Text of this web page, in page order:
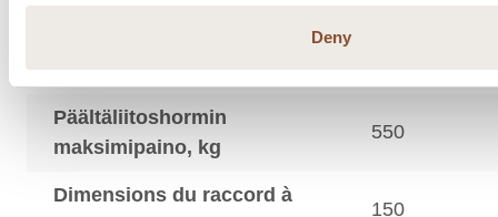
Deny
mm
Päältäliitoshormin
maksimipaino, kg
550
Dimensions du raccord à
150